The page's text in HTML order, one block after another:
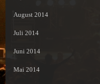
August 2014
Juli 2014
Juni 2014
Mai 2014